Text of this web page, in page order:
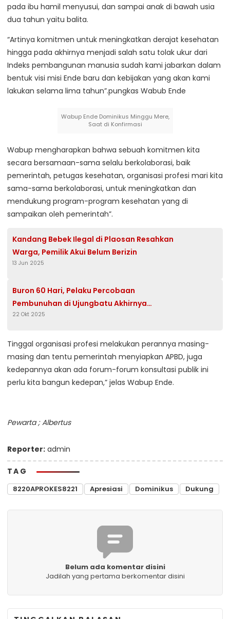
pada ibu hamil menyusui, dan sampai anak di bawah usia
dua tahun yaitu balita.
“Artinya komitmen untuk meningkatkan derajat kesehatan
hingga pada akhirnya menjadi salah satu tolak ukur dari
Indeks pembangunan manusia sudah kami jabarkan dalam
bentuk visi misi Ende baru dan kebijakan yang akan kami
lakukan selama lima tahun”.pungkas Wabub Ende
Wabup Ende Dominikus Minggu Mere,
Saat di Konfirmasi
Wabup mengharapkan bahwa sebuah komitmen kita
secara bersamaan-sama selalu berkolaborasi, baik
pemerintah, petugas kesehatan, organisasi profesi mari kita
sama-sama berkolaborasi, untuk meningkatkan dan
mendukung program-program kesehatan yang di
sampaikan oleh pemerintah”.
Kandang Bebek Ilegal di Plaosan Resahkan
Warga, Pemilik Akui Belum Berizin
13 Jun 2025
Buron 60 Hari, Pelaku Percobaan
Pembunuhan di Ujungbatu Akhirnya
Ditangkap Polisi
22 Okt 2025
Tinggal organisasi profesi melakukan perannya masing-
masing dan tentu pemerintah menyiapkan APBD, juga
kedepannya akan ada forum-forum konsultasi publik ini
perlu kita bangun kedepan,” jelas Wabup Ende.
Pewarta ; Albertus
Reporter: admin
TAG
8220APROKES8221 Apresiasi Dominikus Dukung
Belum ada komentar disini
Jadilah yang pertama berkomentar disini